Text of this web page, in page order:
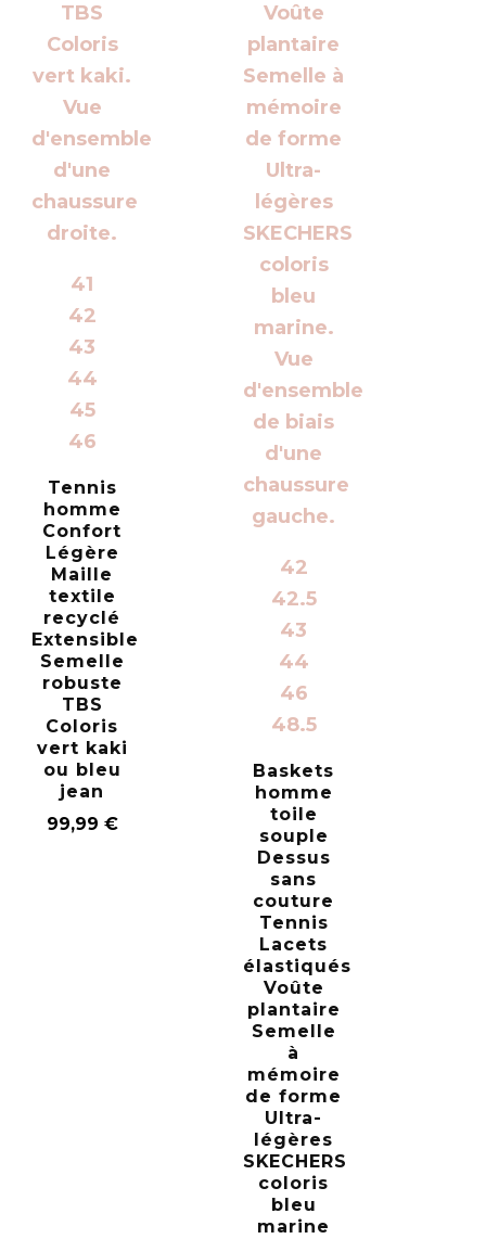
41
42
43
44
45
46
Tennis
homme
Confort
Légère
Maille
textile
recyclé
Extensible
Semelle
robuste
TBS
Coloris
vert kaki
ou bleu
jean
99,99 €
42
42.5
43
44
46
48.5
Baskets
homme
toile
souple
Dessus
sans
couture
Tennis
Lacets
élastiqués
Voûte
plantaire
Semelle
à
mémoire
de forme
Ultra-
légères
SKECHERS
coloris
bleu
marine